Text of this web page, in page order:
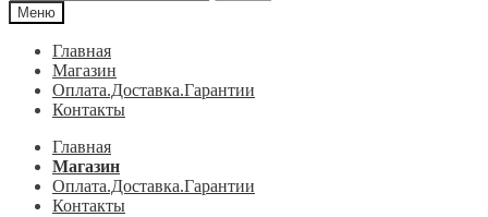
Меню
Главная
Магазин
Оплата.Доставка.Гарантии
Контакты
Главная
Магазин
Оплата.Доставка.Гарантии
Контакты